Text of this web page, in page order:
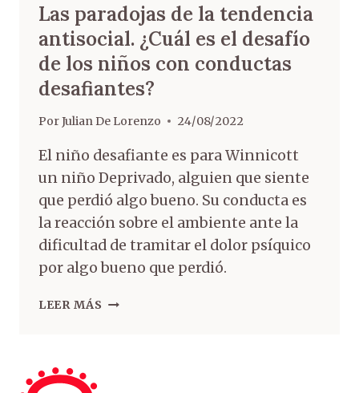
Las paradojas de la tendencia
antisocial. ¿Cuál es el desafío
de los niños con conductas
desafiantes?
PorJulian De Lorenzo 24/08/2022
El niño desafiante es para Winnicott
un niño Deprivado, alguien que siente
que perdió algo bueno. Su conducta es
la reacción sobre el ambiente ante la
dificultad de tramitar el dolor psíquico
por algo bueno que perdió.
LEER MÁS